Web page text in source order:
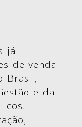
já
de venda
Brasil,
e da
.
,